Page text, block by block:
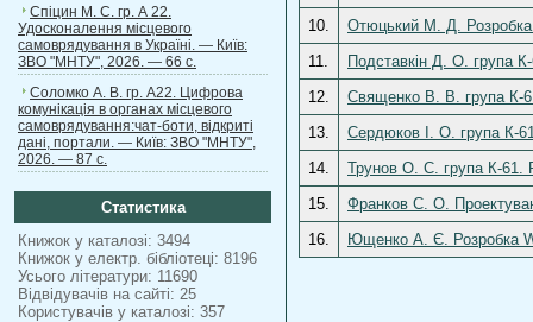
Спіцин М. С. гр. А 22.
Удосконалення місцевого
самоврядування в Україні. — Київ:
ЗВО "МНТУ", 2026. — 66 с.
Соломко А. В. гр. А22. Цифрова
комунікація в органах місцевого
самоврядування:чат-боти, відкриті
дані, портали. — Київ: ЗВО "МНТУ",
2026. — 87 с.
Статистика
Книжок у каталозі: 3494
Книжок у електр. бібліотеці: 8196
Усього літератури: 11690
Відвідувачів на сайті: 25
Користувачів у каталозі: 357
10.
Отюцький М. Д. Розробка
11.
Подставкін Д. О. група
12.
Священко В. В. група К-
13.
Сердюков І. О. група К-
14.
Трунов О. С. група К-
15.
Франков С. О.
16.
Ющенко А. Є. Розробка